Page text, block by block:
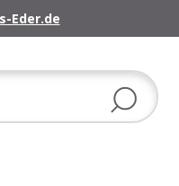
Eder.de